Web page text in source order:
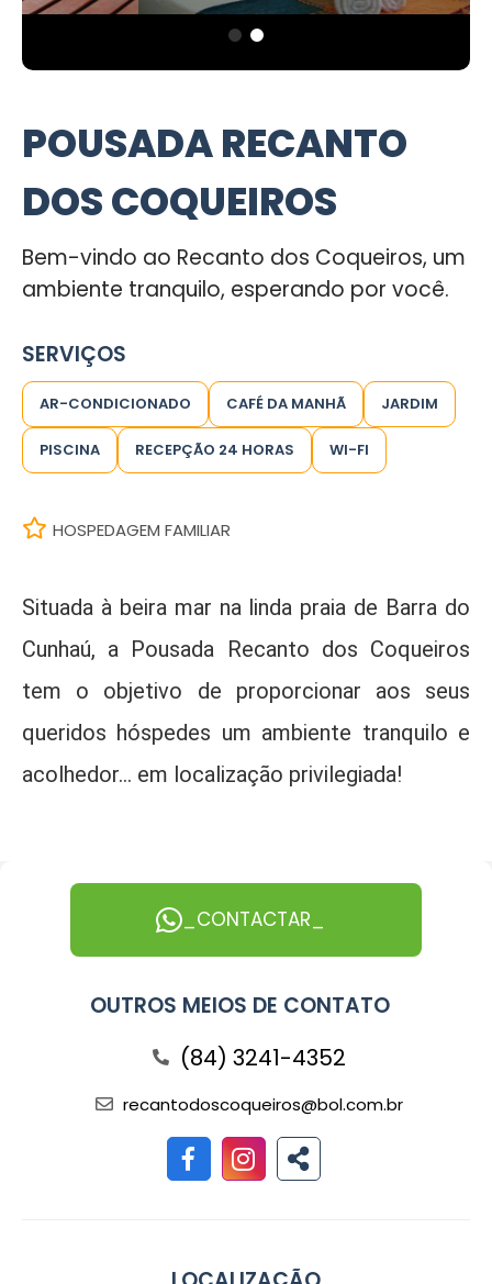
POUSADA RECANTO
DOS COQUEIROS
Bem-vindo ao Recanto dos Coqueiros, um
ambiente tranquilo, esperando por você.
SERVIÇOS
AR-CONDICIONADO CAFÉ DA MANHÃ JARDIM
PISCINA RECEPÇÃO 24 HORAS WI-FI
HOSPEDAGEM FAMILIAR
Situada à beira mar na linda praia de Barra do
Cunhaú, a Pousada Recanto dos Coqueiros
tem o objetivo de proporcionar aos seus
queridos hóspedes um ambiente tranquilo e
acolhedor… em localização privilegiada!
_CONTACTAR_
OUTROS MEIOS DE CONTATO
(84) 3241-4352
recantodoscoqueiros@bol.com.br